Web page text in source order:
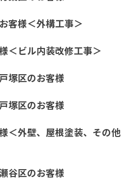
客様＜外構工事＞
＜ビル内装改修工事＞
塚区のお客様
塚区のお客様
＜外壁、屋根塗装、その他
谷区のお客様